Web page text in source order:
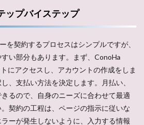
ップバイステップ
を契約するプロセスはシンプルですが、
い部分もあります。まず、ConoHa
にアクセスし、アカウントの作成をしま
、支払い方法を決定します。月払い、
るので、自身のニーズに合わせて最適
契約の工程は、ページの指示に従いな
ーが発生しないように、入力する情報